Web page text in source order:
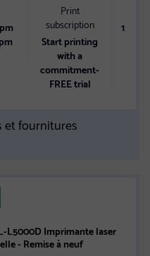
Print
subscription
Start printing
with a
commitment-
FREE trial
150-
et fournitures
L5000D Imprimante laser
- Remise à neuf